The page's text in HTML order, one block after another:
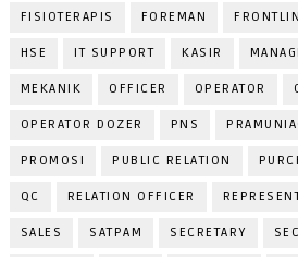
FISIOTERAPIS FOREMAN
HSE IT SUPPORT KASIR
MEKANIK OFFICER OPERATOR
OPERATOR DOZER PNS
PROMOSI PUBLIC RELATION
QC RELATION OFFICER
SALES SATPAM SECRETARY